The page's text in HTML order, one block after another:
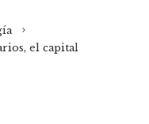
el capital